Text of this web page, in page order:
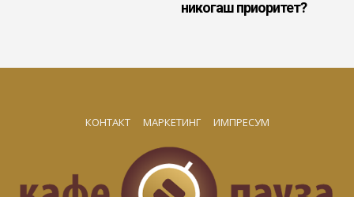
никогаш приоритет?
КОНТАКТ МАРКЕТИНГ ИМПРЕСУМ